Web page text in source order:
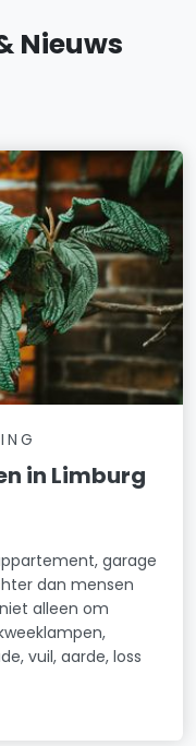
Nieuws
in Limburg
garage
dan mensen
alleen om
vuil, aarde, loss